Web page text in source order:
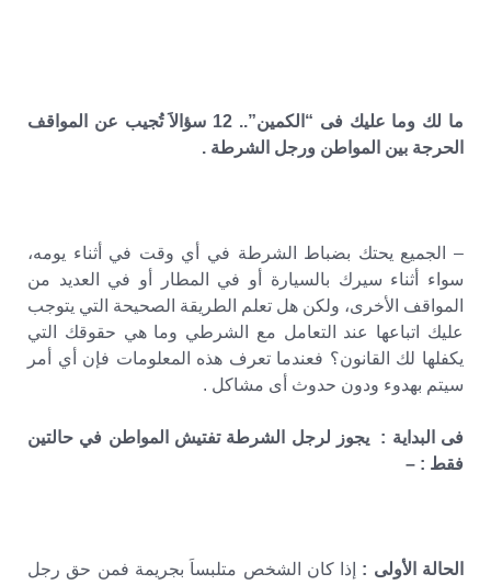
ما لك وما عليك فى “الكمين”.. 12 سؤالاَ تُجيب عن المواقف
الحرجة بين المواطن ورجل الشرطة .
– الجميع يحتك بضباط الشرطة في أي وقت في أثناء يومه،
سواء أثناء سيرك بالسيارة أو في المطار أو في العديد من
المواقف الأخرى، ولكن هل تعلم الطريقة الصحيحة التي يتوجب
عليك اتباعها عند التعامل مع الشرطي وما هي حقوقك التي
يكفلها لك القانون؟ فعندما تعرف هذه المعلومات فإن أي أمر
سيتم بهدوء ودون حدوث أى مشاكل .
فى البداية : يجوز لرجل الشرطة تفتيش المواطن في حالتين
فقط : –
الحالة الأولى : إذا كان الشخص متلبساَ بجريمة فمن حق رجل